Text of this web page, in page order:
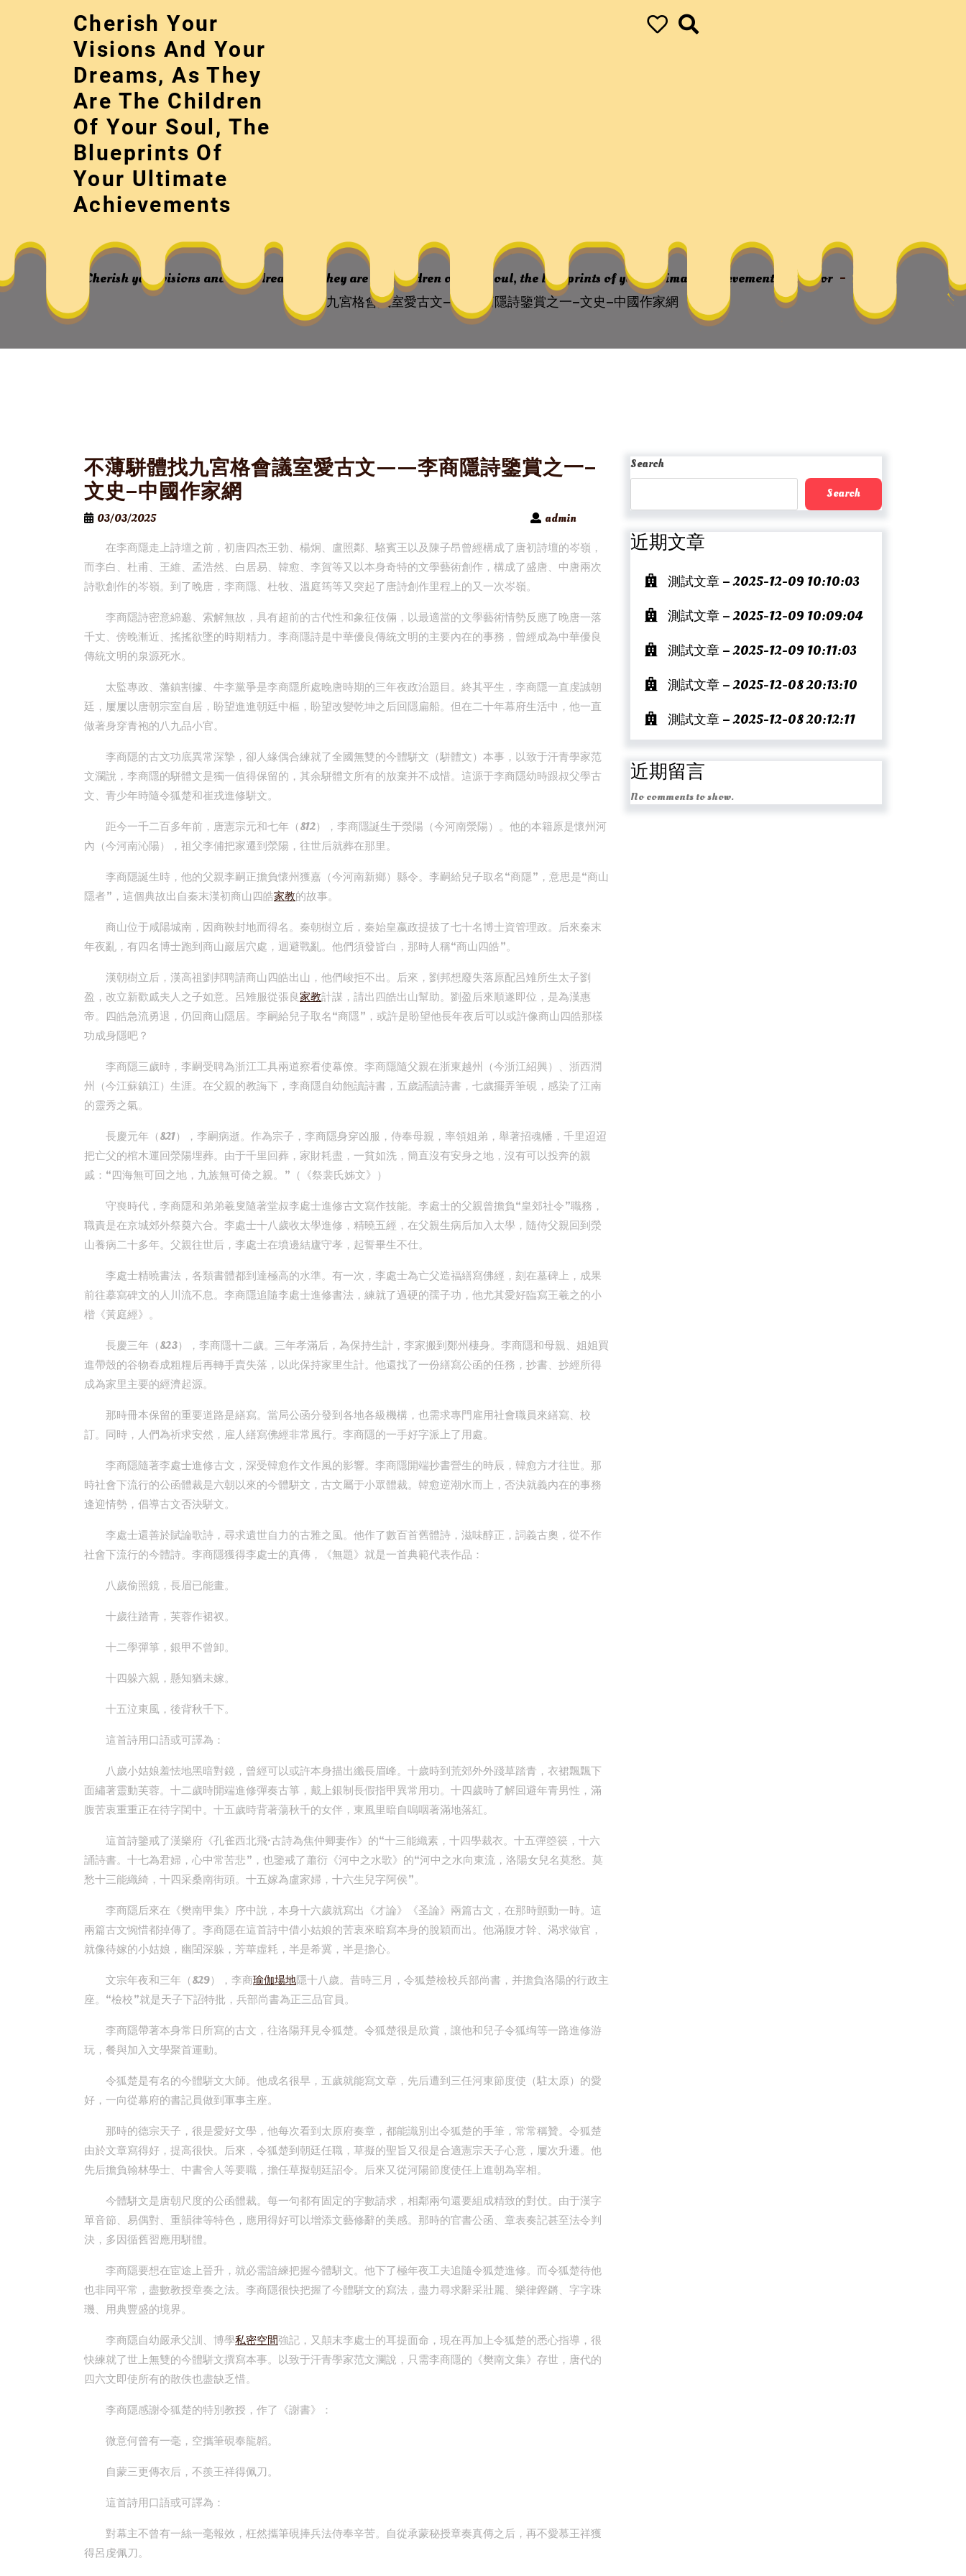
Cherish Your
Visions And Your
Dreams, As They
Are The Children
Of Your Soul, The
Blueprints Of
Your Ultimate
Achievements
不薄駢體找九宮格會議室愛古文——李商隱詩鑒賞之一–文
史–中國作家網
Cherish your visions and your dreams, as they are the children of your soul, the blueprints of your ultimate achievements vapor
不薄
駢體找九宮格會議室愛古文——李商隱詩鑒賞之一–文史–中國作家網
不薄駢體找九宮格會議室愛古文——李商隱詩鑒賞之一–
文史–中國作家網
03/03/2025
admin
在李商隱走上詩壇之前，初唐四杰王勃、楊炯、盧照鄰、駱賓王以及陳子昂曾經構成了唐初詩壇的岑嶺，
而李白、杜甫、王維、孟浩然、白居易、韓愈、李賀等又以本身奇特的文學藝術創作，構成了盛唐、中唐兩次
詩歌創作的岑嶺。到了晚唐，李商隱、杜牧、溫庭筠等又突起了唐詩創作里程上的又一次岑嶺。
李商隱詩密意綿邈、索解無故，具有超前的古代性和象征伎倆，以最適當的文學藝術情勢反應了晚唐一落
千丈、傍晚漸近、搖搖欲墜的時期精力。李商隱詩是中華優良傳統文明的主要內在的事務，曾經成為中華優良
傳統文明的泉源死水。
太監專政、藩鎮割據、牛李黨爭是李商隱所處晚唐時期的三年夜政治題目。終其平生，李商隱一直虔誠朝
廷，屢屢以唐朝宗室自居，盼望進進朝廷中樞，盼望改變乾坤之后回隱扁船。但在二十年幕府生活中，他一直
做著身穿青袍的八九品小官。
李商隱的古文功底異常深摯，卻人緣偶合練就了全國無雙的今體駢文（駢體文）本事，以致于汗青學家范
文瀾說，李商隱的駢體文是獨一值得保留的，其余駢體文所有的放棄并不成惜。這源于李商隱幼時跟叔父學古
文、青少年時隨令狐楚和崔戎進修駢文。
距今一千二百多年前，唐憲宗元和七年（812），李商隱誕生于滎陽（今河南滎陽）。他的本籍原是懷州河
內（今河南沁陽），祖父李俌把家遷到滎陽，往世后就葬在那里。
李商隱誕生時，他的父親李嗣正擔負懷州獲嘉（今河南新鄉）縣令。李嗣給兒子取名“商隱”，意思是“商山
隱者”，這個典故出自秦末漢初商山四皓家教的故事。
商山位于咸陽城南，因商鞅封地而得名。秦朝樹立后，秦始皇嬴政提拔了七十名博士資管理政。后來秦末
年夜亂，有四名博士跑到商山巖居穴處，迴避戰亂。他們須發皆白，那時人稱“商山四皓”。
漢朝樹立后，漢高祖劉邦聘請商山四皓出山，他們峻拒不出。后來，劉邦想廢失落原配呂雉所生太子劉
盈，改立新歡戚夫人之子如意。呂雉服從張良家教計謀，請出四皓出山幫助。劉盈后來順遂即位，是為漢惠
帝。四皓急流勇退，仍回商山隱居。李嗣給兒子取名“商隱”，或許是盼望他長年夜后可以或許像商山四皓那樣
功成身隱吧？
李商隱三歲時，李嗣受聘為浙江工具兩道察看使幕僚。李商隱隨父親在浙東越州（今浙江紹興）、浙西潤
州（今江蘇鎮江）生涯。在父親的教誨下，李商隱自幼飽讀詩書，五歲誦讀詩書，七歲擺弄筆硯，感染了江南
的靈秀之氣。
長慶元年（821），李嗣病逝。作為宗子，李商隱身穿凶服，侍奉母親，率領姐弟，舉著招魂幡，千里迢迢
把亡父的棺木運回滎陽埋葬。由于千里回葬，家財耗盡，一貧如洗，簡直沒有安身之地，沒有可以投奔的親
戚：“四海無可回之地，九族無可倚之親。”（《祭裴氏姊文》）
守喪時代，李商隱和弟弟羲叟隨著堂叔李處士進修古文寫作技能。李處士的父親曾擔負“皇郊社令”職務，
職責是在京城郊外祭奠六合。李處士十八歲收太學進修，精曉五經，在父親生病后加入太學，隨侍父親回到滎
山養病二十多年。父親往世后，李處士在墳邊結廬守孝，起誓畢生不仕。
李處士精曉書法，各類書體都到達極高的水準。有一次，李處士為亡父造福繕寫佛經，刻在墓碑上，成果
前往摹寫碑文的人川流不息。李商隱追隨李處士進修書法，練就了過硬的孺子功，他尤其愛好臨寫王羲之的小
楷《黃庭經》。
長慶三年（823），李商隱十二歲。三年孝滿后，為保持生計，李家搬到鄭州棲身。李商隱和母親、姐姐買
進帶殼的谷物舂成粗糧后再轉手賣失落，以此保持家里生計。他還找了一份繕寫公函的任務，抄書、抄經所得
成為家里主要的經濟起源。
那時冊本保留的重要道路是繕寫。當局公函分發到各地各級機構，也需求專門雇用社會職員來繕寫、校
訂。同時，人們為祈求安然，雇人繕寫佛經非常風行。李商隱的一手好字派上了用處。
李商隱隨著李處士進修古文，深受韓愈作文作風的影響。李商隱開端抄書營生的時辰，韓愈方才往世。那
時社會下流行的公函體裁是六朝以來的今體駢文，古文屬于小眾體裁。韓愈逆潮水而上，否決就義內在的事務
逢迎情勢，倡導古文否決駢文。
李處士還善於賦論歌詩，尋求遺世自力的古雅之風。他作了數百首舊體詩，滋味醇正，詞義古奧，從不作
社會下流行的今體詩。李商隱獲得李處士的真傳，《無題》就是一首典範代表作品：
八歲偷照鏡，長眉已能畫。
十歲往踏青，芙蓉作裙衩。
十二學彈箏，銀甲不曾卸。
十四躲六親，懸知猶未嫁。
十五泣東風，後背秋千下。
這首詩用口語或可譯為：
八歲小姑娘羞怯地黑暗對鏡，曾經可以或許本身描出纖長眉峰。十歲時到荒郊外外踐草踏青，衣裙飄飄下
面繡著靈動芙蓉。十二歲時開端進修彈奏古箏，戴上銀制長假指甲異常用功。十四歲時了解回避年青男性，滿
腹苦衷重重正在待字閨中。十五歲時背著蕩秋千的女伴，東風里暗自嗚咽著滿地落紅。
這首詩鑒戒了漢樂府《孔雀西北飛·古詩為焦仲卿妻作》的“十三能織素，十四學裁衣。十五彈箜篌，十六
誦詩書。十七為君婦，心中常苦悲”，也鑒戒了蕭衍《河中之水歌》的“河中之水向東流，洛陽女兒名莫愁。莫
愁十三能織綺，十四采桑南街頭。十五嫁為盧家婦，十六生兒字阿侯”。
李商隱后來在《樊南甲集》序中說，本身十六歲就寫出《才論》《圣論》兩篇古文，在那時顫動一時。這
兩篇古文惋惜都掉傳了。李商隱在這首詩中借小姑娘的苦衷來暗寫本身的脫穎而出。他滿腹才幹、渴求做官，
就像待嫁的小姑娘，幽閨深躲，芳華虛耗，半是希冀，半是擔心。
文宗年夜和三年（829），李商瑜伽場地隱十八歲。昔時三月，令狐楚檢校兵部尚書，并擔負洛陽的行政主
座。“檢校”就是天子下詔特批，兵部尚書為正三品官員。
李商隱帶著本身常日所寫的古文，往洛陽拜見令狐楚。令狐楚很是欣賞，讓他和兒子令狐绹等一路進修游
玩，餐與加入文學聚首運動。
令狐楚是有名的今體駢文大師。他成名很早，五歲就能寫文章，先后遭到三任河東節度使（駐太原）的愛
好，一向從幕府的書記員做到軍事主座。
那時的德宗天子，很是愛好文學，他每次看到太原府奏章，都能識別出令狐楚的手筆，常常稱贊。令狐楚
由於文章寫得好，提高很快。后來，令狐楚到朝廷任職，草擬的聖旨又很是合適憲宗天子心意，屢次升遷。他
先后擔負翰林學士、中書舍人等要職，擔任草擬朝廷詔令。后來又從河陽節度使任上進朝為宰相。
今體駢文是唐朝尺度的公函體裁。每一句都有固定的字數請求，相鄰兩句還要組成精致的對仗。由于漢字
單音節、易偶對、重韻律等特色，應用得好可以增添文藝修辭的美感。那時的官書公函、章表奏記甚至法令判
決，多因循舊習應用駢體。
李商隱要想在宦途上晉升，就必需諳練把握今體駢文。他下了極年夜工夫追隨令狐楚進修。而令狐楚待他
也非同平常，盡數教授章奏之法。李商隱很快把握了今體駢文的寫法，盡力尋求辭采壯麗、樂律鏗鏘、字字珠
璣、用典豐盛的境界。
李商隱自幼嚴承父訓、博學私密空間強記，又顛末李處士的耳提面命，現在再加上令狐楚的悉心指導，很
快練就了世上無雙的今體駢文撰寫本事。以致于汗青學家范文瀾說，只需李商隱的《樊南文集》存世，唐代的
四六文即使所有的散佚也盡缺乏惜。
李商隱感謝令狐楚的特別教授，作了《謝書》：
微意何曾有一毫，空攜筆硯奉龍韜。
自蒙三更傳衣后，不羨王祥得佩刀。
這首詩用口語或可譯為：
對幕主不曾有一絲一毫報效，枉然攜筆硯捧兵法侍奉辛苦。自從承蒙秘授章奏真傳之后，再不愛慕王祥獲
得呂虔佩刀。
Search
Search
近期文章
測試文章 – 2025-12-09 10:10:03
測試文章 – 2025-12-09 10:09:04
測試文章 – 2025-12-09 10:11:03
測試文章 – 2025-12-08 20:13:10
測試文章 – 2025-12-08 20:12:11
近期留言
No comments to show.